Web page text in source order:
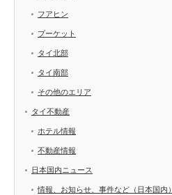
フアヒン
プーケット
タイ北部
タイ南部
その他のエリア
タイ不動産
ホテル情報
不動産情報
日本国内ニュース
情報、お知らせ、事件など（日本国内）